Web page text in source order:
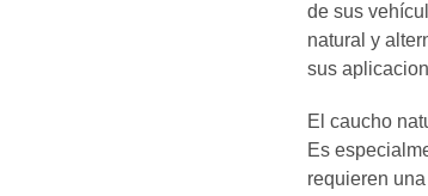
de sus
natural y
sus
El caucho
Es
requieren